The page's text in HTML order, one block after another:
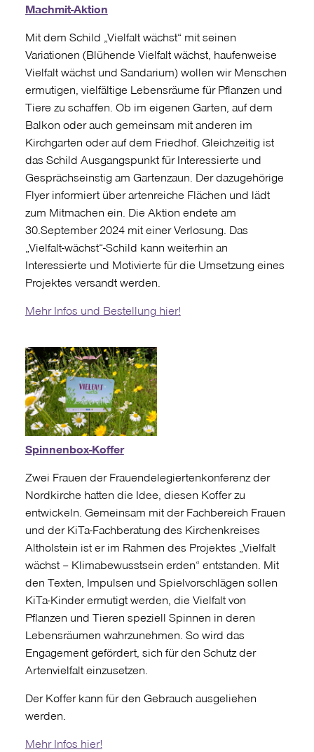
Machmit-Aktion
Mit dem Schild „Vielfalt wächst“ mit seinen
Variationen (Blühende Vielfalt wächst, haufenweise
Vielfalt wächst und Sandarium) wollen wir Menschen
ermutigen, vielfältige Lebensräume für Pflanzen und
Tiere zu schaffen. Ob im eigenen Garten, auf dem
Balkon oder auch gemeinsam mit anderen im
Kirchgarten oder auf dem Friedhof. Gleichzeitig ist
das Schild Ausgangspunkt für Interessierte und
Gesprächseinstig am Gartenzaun. Der dazugehörige
Flyer informiert über artenreiche Flächen und lädt
zum Mitmachen ein. Die Aktion endete am
30.September 2024 mit einer Verlosung. Das
„Vielfalt-wächst“-Schild kann weiterhin an
Interessierte und Motivierte für die Umsetzung eines
Projektes versandt werden.
Mehr Infos und Bestellung hier!
Spinnenbox-Koffer
Zwei Frauen der Frauendelegiertenkonferenz der
Nordkirche hatten die Idee, diesen Koffer zu
entwickeln. Gemeinsam mit der Fachbereich Frauen
und der KiTa-Fachberatung des Kirchenkreises
Altholstein ist er im Rahmen des Projektes „Vielfalt
wächst – Klimabewusstsein erden“ entstanden. Mit
den Texten, Impulsen und Spielvorschlägen sollen
KiTa-Kinder ermutigt werden, die Vielfalt von
Pflanzen und Tieren speziell Spinnen in deren
Lebensräumen wahrzunehmen. So wird das
Engagement gefördert, sich für den Schutz der
Artenvielfalt einzusetzen.
Der Koffer kann für den Gebrauch ausgeliehen
werden.
Mehr Infos hier!